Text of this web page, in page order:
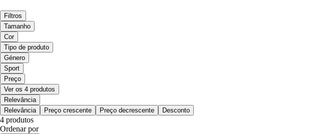
Filtros
Tamanho
Cor
Tipo de produto
Género
Sport
Preço
Ver os 4 produtos
Relevância
Relevância
Preço crescente Preço decrescente Desconto
4 produtos
Ordenar por